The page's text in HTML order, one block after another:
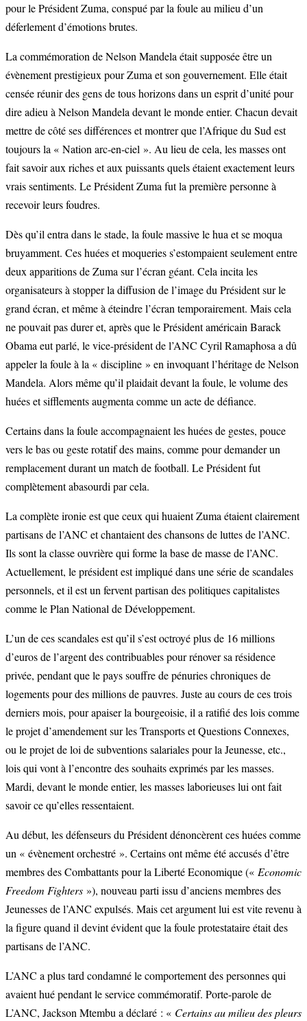
pour le Président Zuma, conspué par la foule au milieu d’un
déferlement d’émotions brutes.
La commémoration de Nelson Mandela était supposée être un
évènement prestigieux pour Zuma et son gouvernement. Elle était
censée réunir des gens de tous horizons dans un esprit d’unité pour
dire adieu à Nelson Mandela devant le monde entier. Chacun devait
mettre de côté ses différences et montrer que l’Afrique du Sud est
toujours la « Nation arc-en-ciel ». Au lieu de cela, les masses ont
fait savoir aux riches et aux puissants quels étaient exactement leurs
vrais sentiments. Le Président Zuma fut la première personne à
recevoir leurs foudres.
Dès qu’il entra dans le stade, la foule massive le hua et se moqua
bruyamment. Ces huées et moqueries s’estompaient seulement entre
deux apparitions de Zuma sur l’écran géant. Cela incita les
organisateurs à stopper la diffusion de l’image du Président sur le
grand écran, et même à éteindre l’écran temporairement. Mais cela
ne pouvait pas durer et, après que le Président américain Barack
Obama eut parlé, le vice-président de l’ANC Cyril Ramaphosa a dû
appeler la foule à la « discipline » en invoquant l’héritage de Nelson
Mandela. Alors même qu’il plaidait devant la foule, le volume des
huées et sifflements augmenta comme un acte de défiance.
Certains dans la foule accompagnaient les huées de gestes, pouce
vers le bas ou geste rotatif des mains, comme pour demander un
remplacement durant un match de football. Le Président fut
complètement abasourdi par cela.
La complète ironie est que ceux qui huaient Zuma étaient clairement
partisans de l’ANC et chantaient des chansons de luttes de l’ANC.
Ils sont la classe ouvrière qui forme la base de masse de l’ANC.
Actuellement, le président est impliqué dans une série de scandales
personnels, et il est un fervent partisan des politiques capitalistes
comme le Plan National de Développement.
L’un de ces scandales est qu’il s’est octroyé plus de 16 millions
d’euros de l’argent des contribuables pour rénover sa résidence
privée, pendant que le pays souffre de pénuries chroniques de
logements pour des millions de pauvres. Juste au cours de ces trois
derniers mois, pour apaiser la bourgeoisie, il a ratifié des lois comme
le projet d’amendement sur les Transports et Questions Connexes,
ou le projet de loi de subventions salariales pour la Jeunesse, etc.,
lois qui vont à l’encontre des souhaits exprimés par les masses.
Mardi, devant le monde entier, les masses laborieuses lui ont fait
savoir ce qu’elles ressentaient.
Au début, les défenseurs du Président dénoncèrent ces huées comme
un « évènement orchestré ». Certains ont même été accusés d’être
membres des Combattants pour la Liberté Economique (« Economic
Freedom Fighters »), nouveau parti issu d’anciens membres des
Jeunesses de l’ANC expulsés. Mais cet argument lui est vite revenu à
la figure quand il devint évident que la foule protestataire était des
partisans de l’ANC.
L’ANC a plus tard condamné le comportement des personnes qui
avaient hué pendant le service commémoratif. Porte-parole de
L’ANC, Jackson Mtembu a déclaré : « Certains au milieu des pleurs